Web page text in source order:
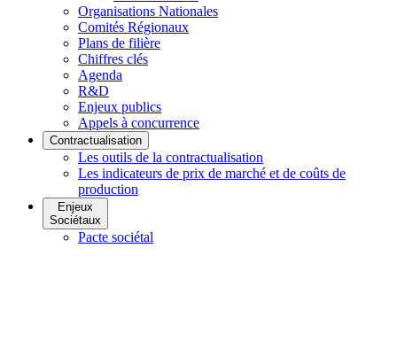
Organisations Nationales
Comités Régionaux
Plans de filière
Chiffres clés
Agenda
R&D
Enjeux publics
Appels à concurrence
Contractualisation
Les outils de la contractualisation
Les indicateurs de prix de marché et de coûts de
production
Enjeux
Sociétaux
Pacte sociétal